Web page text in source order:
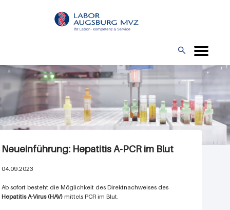
Direkt
zum
O

Neueinführung: Hepatitis A-PCR im Blut
04.09.2023
Ab sofort besteht die Möglichkeit des Direktnachweises des
Hepatitis A-Virus (HAV) mittels PCR im Blut.